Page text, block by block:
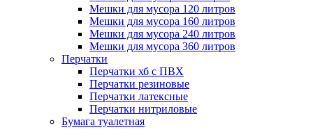
Мешки для мусора 120 литров
Мешки для мусора 160 литров
Мешки для мусора 240 литров
Мешки для мусора 360 литров
Перчатки
Перчатки хб с ПВХ
Перчатки резиновые
Перчатки латексные
Перчатки нитриловые
Бумага туалетная